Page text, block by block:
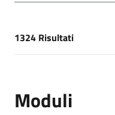
[results]
1324 Risultati
Moduli